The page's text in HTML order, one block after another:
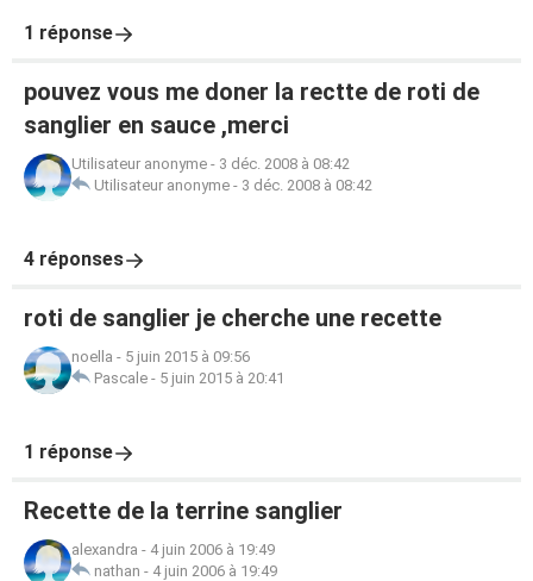
1 réponse
pouvez vous me doner la rectte de roti de
sanglier en sauce ,merci
Utilisateur anonyme - 3 déc. 2008 à 08:42
Utilisateur anonyme - 3 déc. 2008 à 08:42
4 réponses
roti de sanglier je cherche une recette
noella - 5 juin 2015 à 09:56
Pascale - 5 juin 2015 à 20:41
1 réponse
Recette de la terrine sanglier
alexandra - 4 juin 2006 à 19:49
nathan - 4 juin 2006 à 19:49